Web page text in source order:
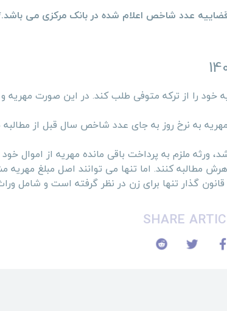
عدد شاخص اعلام شده در بانک مرکزی می
را از ترکه متوفی طلب کند. در این صورت مهریه و
به نرخ روز به جای عدد شاخص سال قبل از
ورثه ملزم به پرداخت باقی مانده مهریه از اموال
مطالبه کنند. اما تنها می توانند اصل مبلغ
گذار تنها برای زن در نظر گرفته است و شامل
SHARE